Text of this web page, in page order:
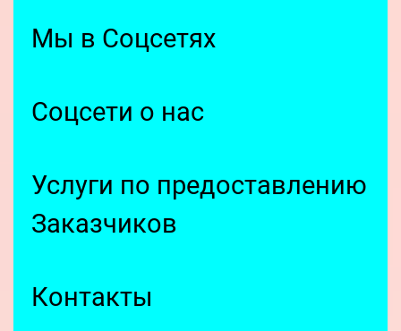
Мы в Соцсетях
Соцсети о нас
Услуги по предоставлению
Заказчиков
Контакты